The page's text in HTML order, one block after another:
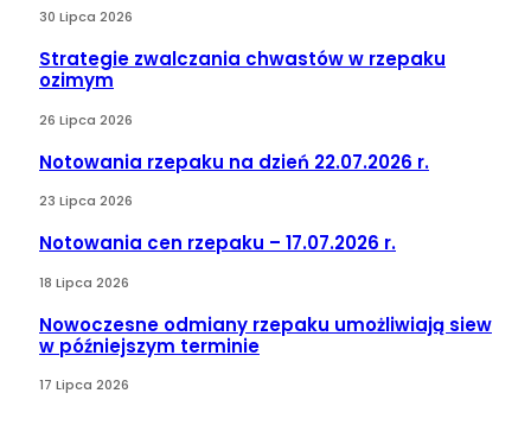
30 Lipca 2026
Strategie zwalczania chwastów w rzepaku
ozimym
26 Lipca 2026
Notowania rzepaku na dzień 22.07.2026 r.
23 Lipca 2026
Notowania cen rzepaku – 17.07.2026 r.
18 Lipca 2026
Nowoczesne odmiany rzepaku umożliwiają siew
w późniejszym terminie
17 Lipca 2026